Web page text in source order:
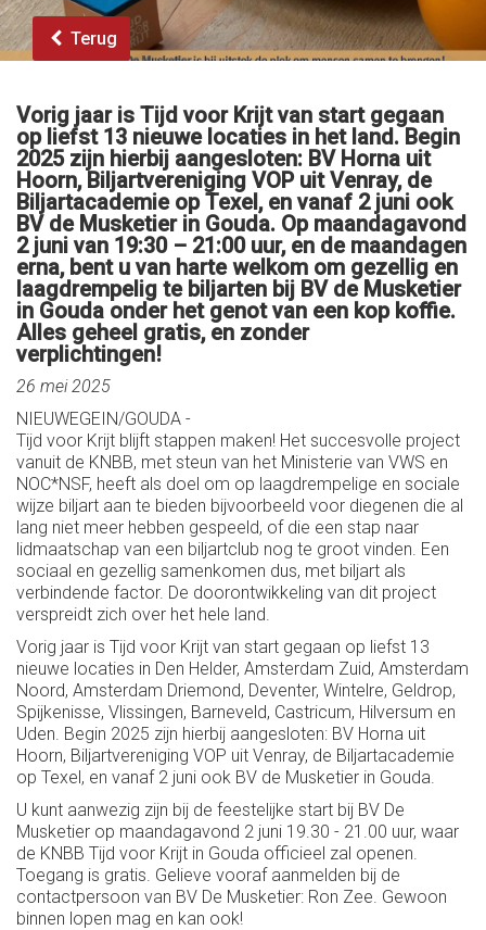
Terug
Vorig jaar is Tijd voor Krijt van start gegaan
op liefst 13 nieuwe locaties in het land. Begin
2025 zijn hierbij aangesloten: BV Horna uit
Hoorn, Biljartvereniging VOP uit Venray, de
Biljartacademie op Texel, en vanaf 2 juni ook
BV de Musketier in Gouda. Op maandagavond
2 juni van 19:30 – 21:00 uur, en de maandagen
erna, bent u van harte welkom om gezellig en
laagdrempelig te biljarten bij BV de Musketier
in Gouda onder het genot van een kop koffie.
Alles geheel gratis, en zonder
verplichtingen!
26 mei 2025
NIEUWEGEIN/GOUDA -
Tijd voor Krijt blijft stappen maken! Het succesvolle project
vanuit de KNBB, met steun van het Ministerie van VWS en
NOC*NSF, heeft als doel om op laagdrempelige en sociale
wijze biljart aan te bieden bijvoorbeeld voor diegenen die al
lang niet meer hebben gespeeld, of die een stap naar
lidmaatschap van een biljartclub nog te groot vinden. Een
sociaal en gezellig samenkomen dus, met biljart als
verbindende factor. De doorontwikkeling van dit project
verspreidt zich over het hele land.
Vorig jaar is Tijd voor Krijt van start gegaan op liefst 13
nieuwe locaties in Den Helder, Amsterdam Zuid, Amsterdam
Noord, Amsterdam Driemond, Deventer, Wintelre, Geldrop,
Spijkenisse, Vlissingen, Barneveld, Castricum, Hilversum en
Uden. Begin 2025 zijn hierbij aangesloten: BV Horna uit
Hoorn, Biljartvereniging VOP uit Venray, de Biljartacademie
op Texel, en vanaf 2 juni ook BV de Musketier in Gouda.
U kunt aanwezig zijn bij de feestelijke start bij BV De
Musketier op maandagavond 2 juni 19.30 - 21.00 uur, waar
de KNBB Tijd voor Krijt in Gouda officieel zal openen.
Toegang is gratis. Gelieve vooraf aanmelden bij de
contactpersoon van BV De Musketier: Ron Zee. Gewoon
binnen lopen mag en kan ook!